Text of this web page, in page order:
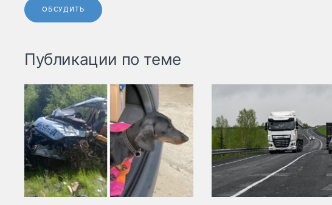
ОБСУДИТЬ
Публикации по теме